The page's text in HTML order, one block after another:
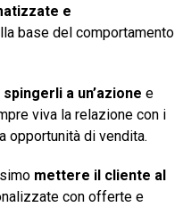
e
base del comportamento
a un’azione e
viva la relazione con i
opportunità di vendita.
mettere il cliente al
con offerte e